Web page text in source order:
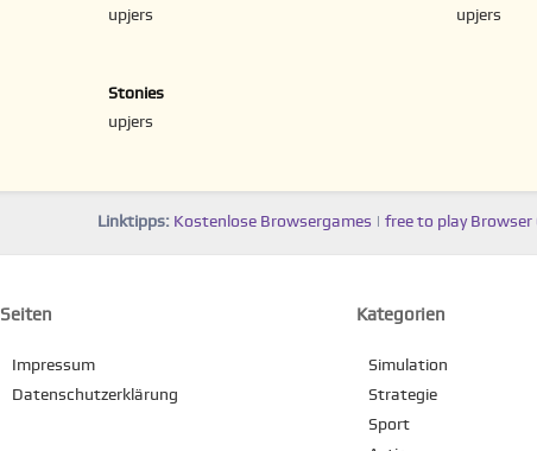
upjers
upjers
Stonies
upjers
Linktipps: Kostenlose Browsergames free to play Browser
Seiten
Impressum
Datenschutzerklärung
Kategorien
Simulation
Strategie
Sport